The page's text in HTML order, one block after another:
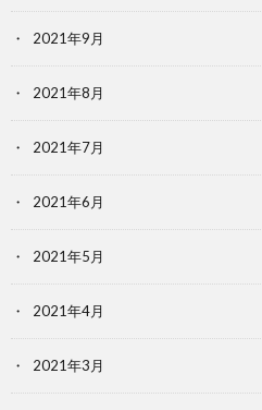
2021年9月
2021年8月
2021年7月
2021年6月
2021年5月
2021年4月
2021年3月